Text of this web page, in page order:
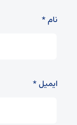
نام*
ایمیل*